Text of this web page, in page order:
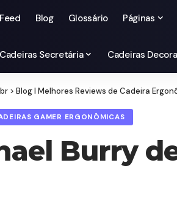
Feed Blog Glossário Páginas
Cadeiras Secretária Cadeiras
> Blog I Melhores Reviews de Cadeira
GAMER ERGONÔMICAS
Burry